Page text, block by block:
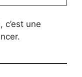
, c’est une